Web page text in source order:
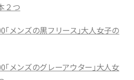
２つ
「メンズの黒フリース」大人女子の
「メンズのグレーアウター」大人女